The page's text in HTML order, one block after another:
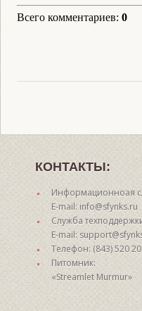
Всего комментариев: 0
КОНТАКТЫ:
Информационноая
E-mail: info@sfynks.ru
Служба
E-mail:
Телефон: (843) 520
Питомник:
«Streamlet Murmur»